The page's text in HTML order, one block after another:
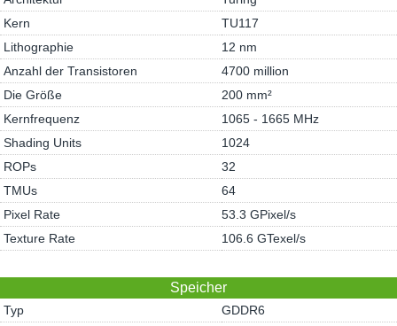
Kern
TU117
Lithographie
12 nm
Anzahl der Transistoren
4700 million
Die Größe
200 mm²
Kernfrequenz
1065 - 1665 MHz
Shading Units
1024
ROPs
32
TMUs
64
Pixel Rate
53.3 GPixel/s
Texture Rate
106.6 GTexel/s
Speicher
Typ
GDDR6